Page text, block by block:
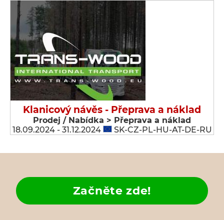
Klanicový návěs - Přeprava a náklad
Prodej / Nabídka > Přeprava a náklad
18.09.2024 - 31.12.2024
SK-CZ-PL-HU-AT-DE-RU
Začněte zde!